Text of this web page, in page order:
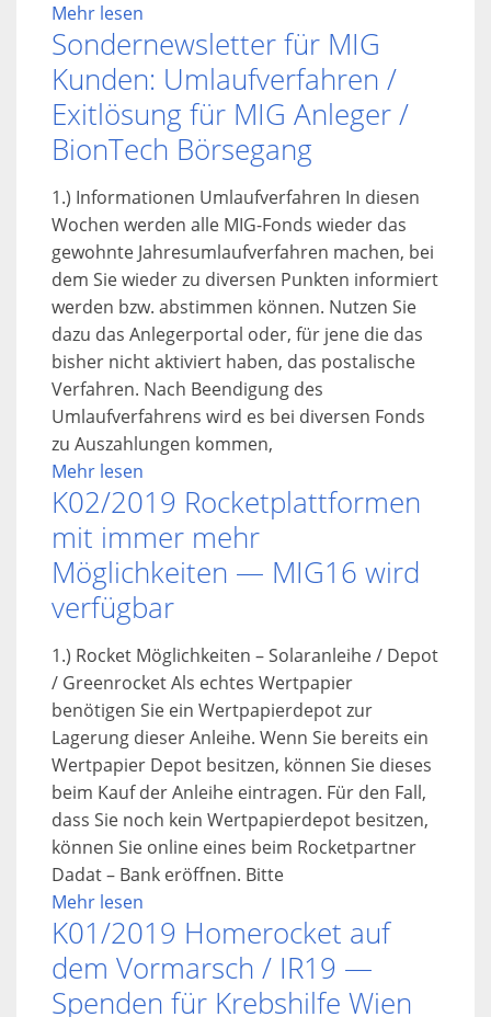
Mehr lesen
Sondernewsletter für MIG
Kunden: Umlaufverfahren /
Exitlösung für MIG Anleger /
BionTech Börsegang
1.) Informationen Umlaufverfahren In diesen
Wochen werden alle MIG-Fonds wieder das
gewohnte Jahresumlaufverfahren machen, bei
dem Sie wieder zu diversen Punkten informiert
werden bzw. abstimmen können. Nutzen Sie
dazu das Anlegerportal oder, für jene die das
bisher nicht aktiviert haben, das postalische
Verfahren. Nach Beendigung des
Umlaufverfahrens wird es bei diversen Fonds
zu Auszahlungen kommen,
Mehr lesen
K02/2019 Rocketplattformen
mit immer mehr
Möglichkeiten — MIG16 wird
verfügbar
1.) Rocket Möglichkeiten – Solaranleihe / Depot
/ Greenrocket Als echtes Wertpapier
benötigen Sie ein Wertpapierdepot zur
Lagerung dieser Anleihe. Wenn Sie bereits ein
Wertpapier Depot besitzen, können Sie dieses
beim Kauf der Anleihe eintragen. Für den Fall,
dass Sie noch kein Wertpapierdepot besitzen,
können Sie online eines beim Rocketpartner
Dadat – Bank eröffnen. Bitte
Mehr lesen
K01/2019 Homerocket auf
dem Vormarsch / IR19 —
Spenden für Krebshilfe Wien